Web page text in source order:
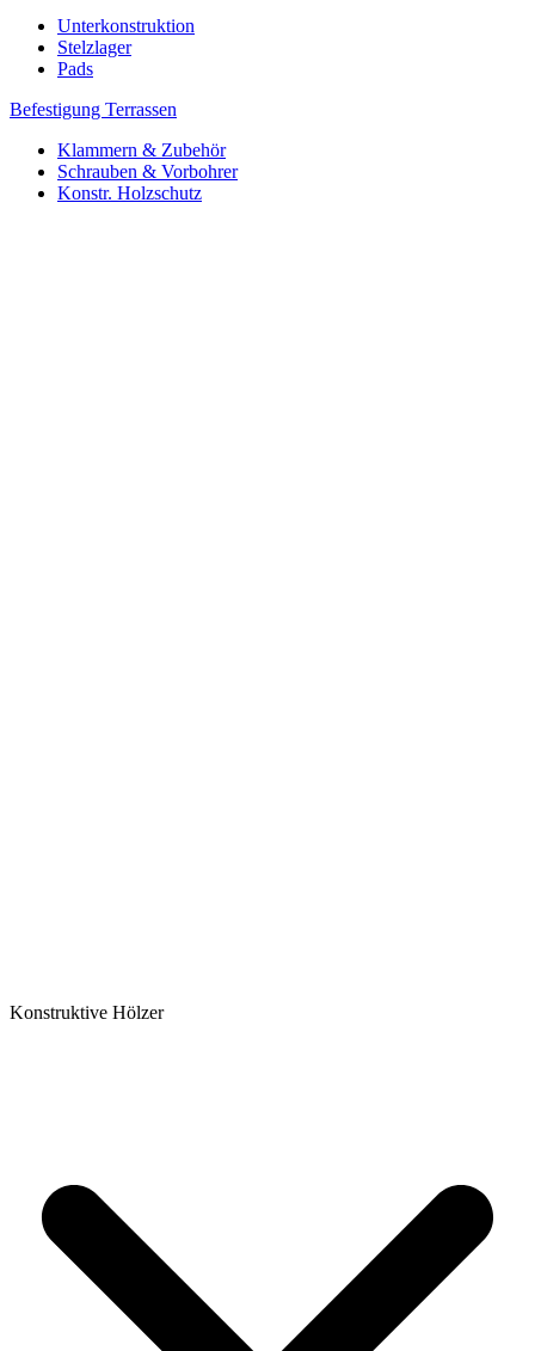
Unterkonstruktion
Stelzlager
Pads
Befestigung Terrassen
Klammern & Zubehör
Schrauben & Vorbohrer
Konstr. Holzschutz
Konstruktive Hölzer